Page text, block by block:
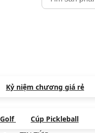
Kỷ niệm chương giá rẻ
Cúp Pickleball